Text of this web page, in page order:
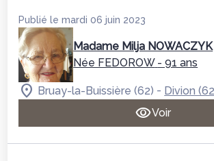
Publié le mardi 06 juin 2023
Madame Milja NOWACZYK
Née FEDOROW - 91 ans
Bruay-la-Buissière (62) - Divion
Voir